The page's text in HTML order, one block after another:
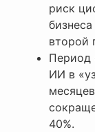
риск
второй
Период
ИИ в
40%.